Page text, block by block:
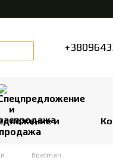
и
Boatman